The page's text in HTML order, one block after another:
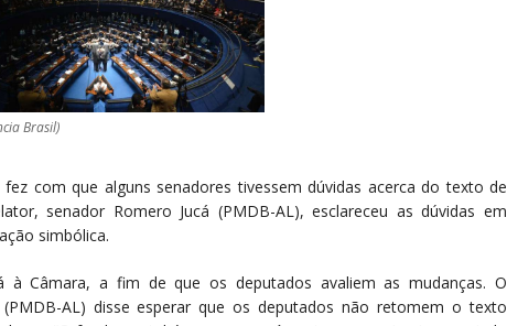
Brasil)
com que alguns senadores tivessem dúvidas acerca do texto de
senador Romero Jucá (PMDB-AL), esclareceu as dúvidas em
simbólica.
Câmara, a fim de que os deputados avaliem as mudanças. O
AL) disse esperar que os deputados não retomem o texto